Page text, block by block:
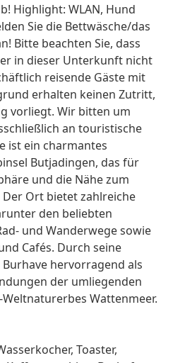
Highlight: WLAN, Hund
Sie die Bettwäsche/das
Bitte beachten Sie, dass
in dieser Unterkunft nicht
reisende Gäste mit
erhalten keinen Zutritt,
vorliegt. Wir bitten um
an touristische
ist ein charmantes
Butjadingen, das für
und die Nähe zum
Ort bietet zahlreiche
den beliebten
und Wanderwege sowie
Cafés. Durch seine
hervorragend als
der umliegenden
Weltnaturerbes Wattenmeer.
Toaster,